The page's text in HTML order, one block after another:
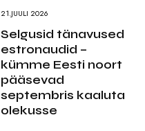
21.JUULI 2026
Selgusid tänavused
estronaudid –
kümme Eesti noort
pääsevad
septembris kaaluta
olekusse